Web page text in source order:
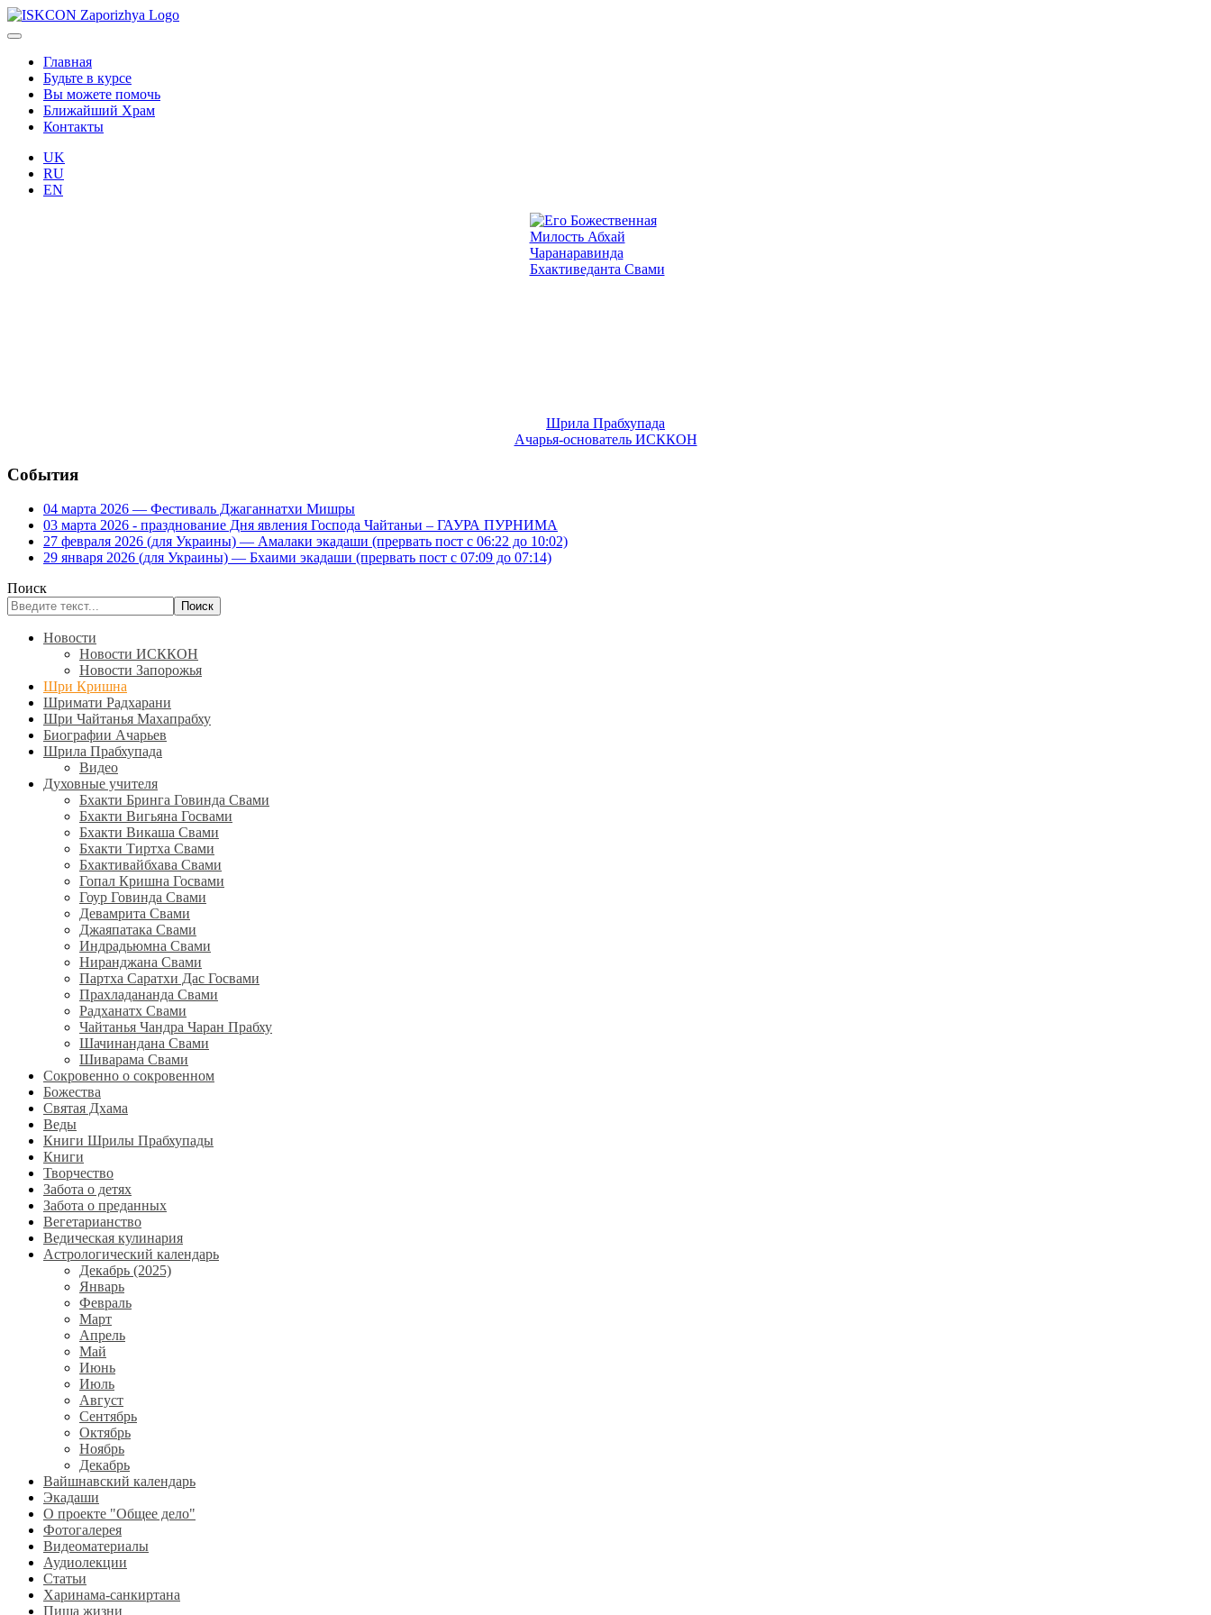
Главная
Будьте в курсе
Вы можете помочь
Ближайший Храм
Контакты
UK
RU
EN
Шрила Прабхупада
Ачарья-основатель ИСККОН
События
04 марта 2026 — Фестиваль Джаганнатхи Мишры
03 марта 2026 - празднование Дня явления Господа Чайтаньи – ГАУРА ПУРНИМА
27 февраля 2026 (для Украины) — Амалаки экадаши (прервать пост с 06:22 до 10:02)
29 января 2026 (для Украины) — Бхаими экадаши (прервать пост с 07:09 до 07:14)
Поиск
Поиск
Новости
Новости ИСККОН
Новости Запорожья
Шри Кришна
Шримати Радхарани
Шри Чайтанья Махапрабху
Биографии Ачарьев
Шрила Прабхупада
Видео
Духовные учителя
Бхакти Бринга Говинда Свами
Бхакти Вигьяна Госвами
Бхакти Викаша Свами
Бхакти Тиртха Свами
Бхактивайбхава Свами
Гопал Кришна Госвами
Гоур Говинда Свами
Девамрита Свами
Джаяпатака Свами
Индрадьюмна Свами
Ниранджана Свами
Партха Саратхи Дас Госвами
Прахладананда Свами
Радханатх Свами
Чайтанья Чандра Чаран Прабху
Шачинандана Свами
Шиварама Свами
Сокровенно о сокровенном
Божества
Святая Дхама
Веды
Книги Шрилы Прабхупады
Книги
Творчество
Забота о детях
Забота о преданных
Вегетарианство
Ведическая кулинария
Астрологический календарь
Декабрь (2025)
Январь
Февраль
Март
Апрель
Май
Июнь
Июль
Август
Сентябрь
Октябрь
Ноябрь
Декабрь
Вайшнавский календарь
Экадаши
О проекте "Общее дело"
Фотогалерея
Видеоматериалы
Аудиолекции
Статьи
Харинама-санкиртана
Пища жизни